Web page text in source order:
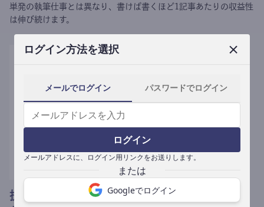
ログイン方法を選択
メールでログイン パスワードでログイン
ログイン
メールアドレスに、ログイン用リンクをお送りします。
Googleでログイン
単発の執筆仕事とは異なり、 書けば書くほど1記事あたりの収益性
は伸び続けます。
提携媒体による記事買い取りで